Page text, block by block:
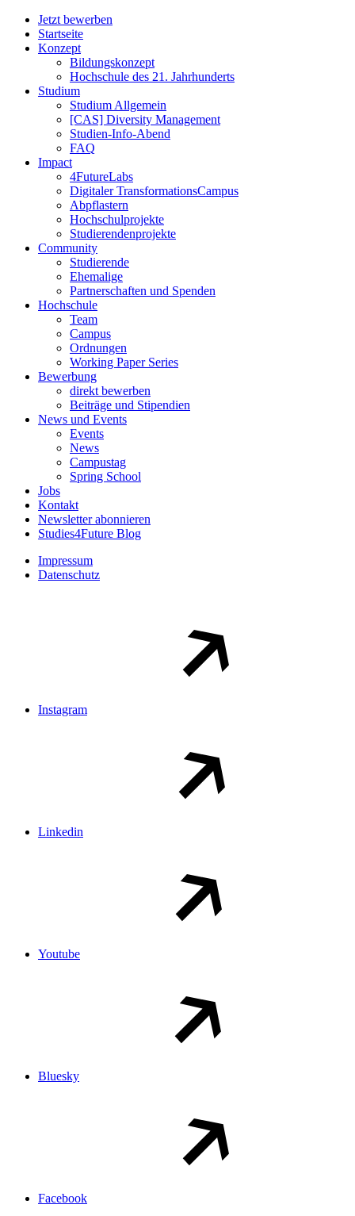
Jetzt bewerben
Startseite
Konzept
Bildungskonzept
Hochschule des 21. Jahrhunderts
Studium
Studium Allgemein
[CAS] Diversity Management
Studien-Info-Abend
FAQ
Impact
4FutureLabs
Digitaler TransformationsCampus
Abpflastern
Hochschulprojekte
Studierendenprojekte
Community
Studierende
Ehemalige
Partnerschaften und Spenden
Hochschule
Team
Campus
Ordnungen
Working Paper Series
Bewerbung
direkt bewerben
Beiträge und Stipendien
News und Events
Events
News
Campustag
Spring School
Jobs
Kontakt
Newsletter abonnieren
Studies4Future Blog
Impressum
Datenschutz
Instagram
Linkedin
Youtube
Bluesky
Facebook